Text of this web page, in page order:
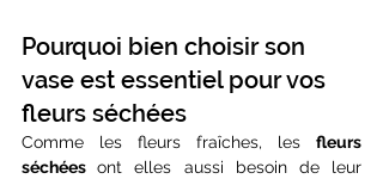
Pourquoi bien choisir son
vase est essentiel pour vos
fleurs séchées
Comme les fleurs fraîches, les fleurs
séchées ont elles aussi besoin de leur